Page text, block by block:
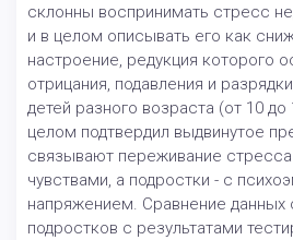
склонны воспринимать стресс
и в целом описывать его как
настроение, редукция которого
отрицания, подавления и
детей разного возраста (от 10
целом подтвердил выдвинутое
связывают переживание
чувствами, а подростки - с
напряжением. Сравнение данных
подростков с результатами